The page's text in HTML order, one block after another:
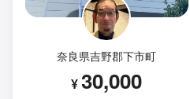
奈良県吉野郡下市町
¥30,000